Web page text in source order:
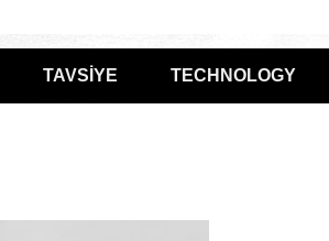
TAVSİYE TECHNOLOGY